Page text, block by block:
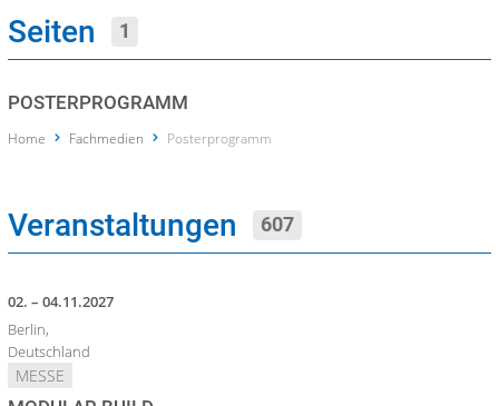
Seiten 1
POSTERPROGRAMM
Home Fachmedien Posterprogramm
Veranstaltungen 607
02. – 04.11.2027
Berlin,
Deutschland
MESSE